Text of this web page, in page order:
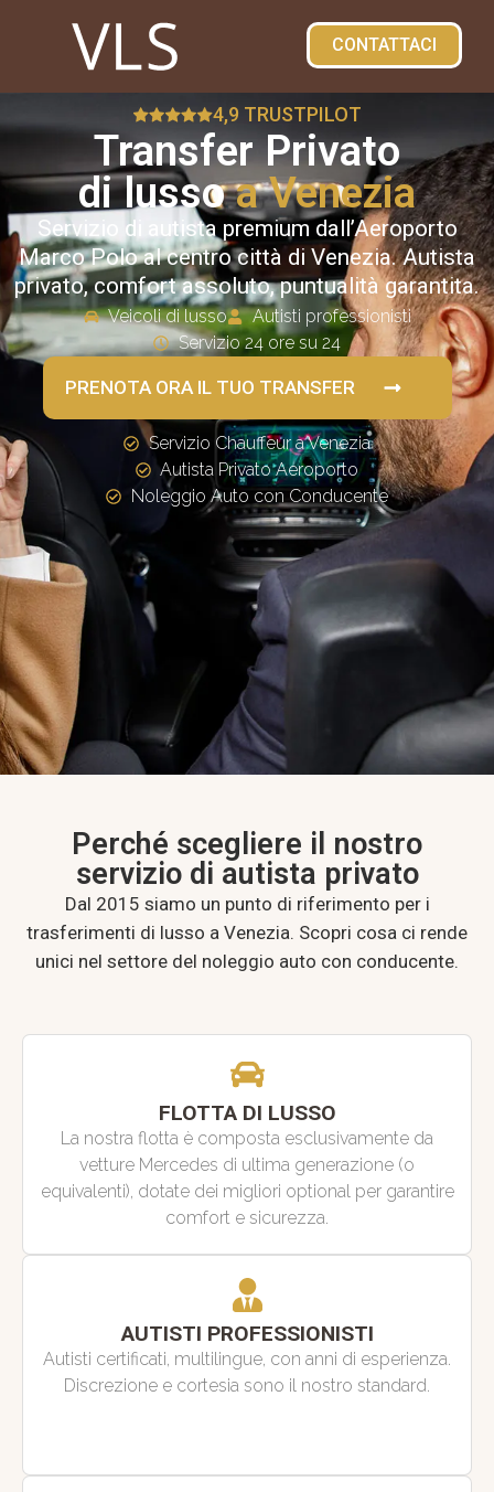
CONTATTACI
4,9 TRUSTPILOT
Transfer Privato
di lussoa Venezia
Servizio di autista premium dall’Aeroporto
Marco Polo al centro città di Venezia. Autista
privato, comfort assoluto, puntualità garantita.
Veicoli di lusso
Autisti professionisti
Servizio 24 ore su 24
PRENOTA ORA IL TUO TRANSFER
Servizio Chauffeur a Venezia
Autista Privato Aeroporto
Noleggio Auto con Conducente
Perché scegliere il nostro
servizio di autista privato
Dal 2015 siamo un punto di riferimento per i
trasferimenti di lusso a Venezia. Scopri cosa ci rende
unici nel settore del noleggio auto con conducente.
FLOTTA DI LUSSO
La nostra flotta è composta esclusivamente da
vetture Mercedes di ultima generazione (o
equivalenti), dotate dei migliori optional per garantire
comfort e sicurezza.
AUTISTI PROFESSIONISTI
Autisti certificati, multilingue, con anni di esperienza.
Discrezione e cortesia sono il nostro standard.